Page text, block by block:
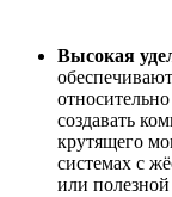
Высокая
создавать
крутящего
системах с
или полезной